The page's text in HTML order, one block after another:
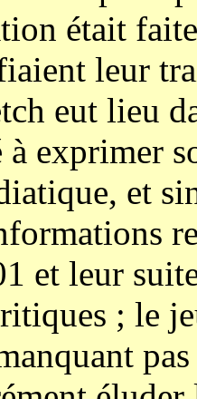
était
leur
eut lieu
exprimer
et
et leur
; le